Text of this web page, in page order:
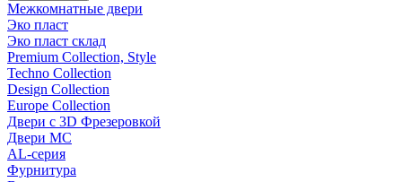
Межкомнатные двери
Эко пласт
Эко пласт склад
Premium Collection, Style
Techno Collection
Design Collection
Europe Collection
Двери с 3D Фрезеровкой
Двери МС
AL-серия
Фурнитура